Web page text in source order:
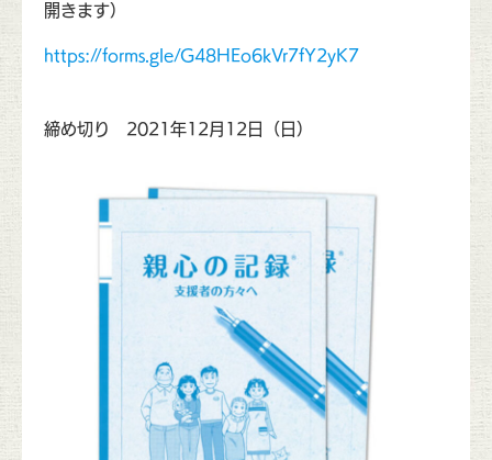
開きます）
https://forms.gle/G48HEo6kVr7fY2yK7
締め切り 2021年12月12日（日）